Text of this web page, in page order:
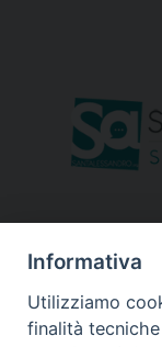
Informativa
Utilizziamo
finalità